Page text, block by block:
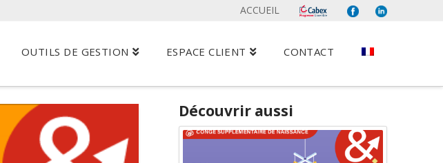
ACCUEIL
OUTILS DE GESTION ESPACE CLIENT CONTACT
Découvrir aussi